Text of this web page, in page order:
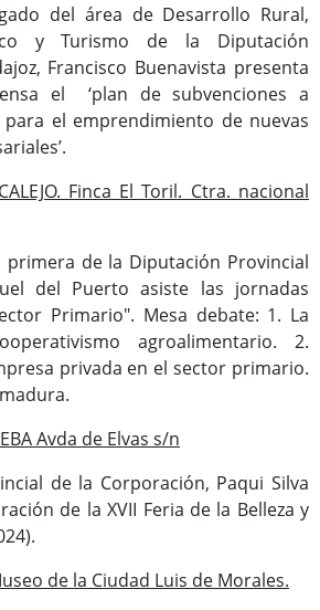
del área de Desarrollo Rural,
y Turismo de la Diputación
Francisco Buenavista presenta
el ‘plan de subvenciones a
el emprendimiento de nuevas
Finca El Toril. Ctra. nacional
primera de la Diputación Provincial
del Puerto asiste las jornadas
Primario". Mesa debate: 1. La
agroalimentario. 2.
privada en el sector primario.
Avda de Elvas s/n
de la Corporación, Paqui Silva
de la XVII Feria de la Belleza y
de la Ciudad Luis de Morales.